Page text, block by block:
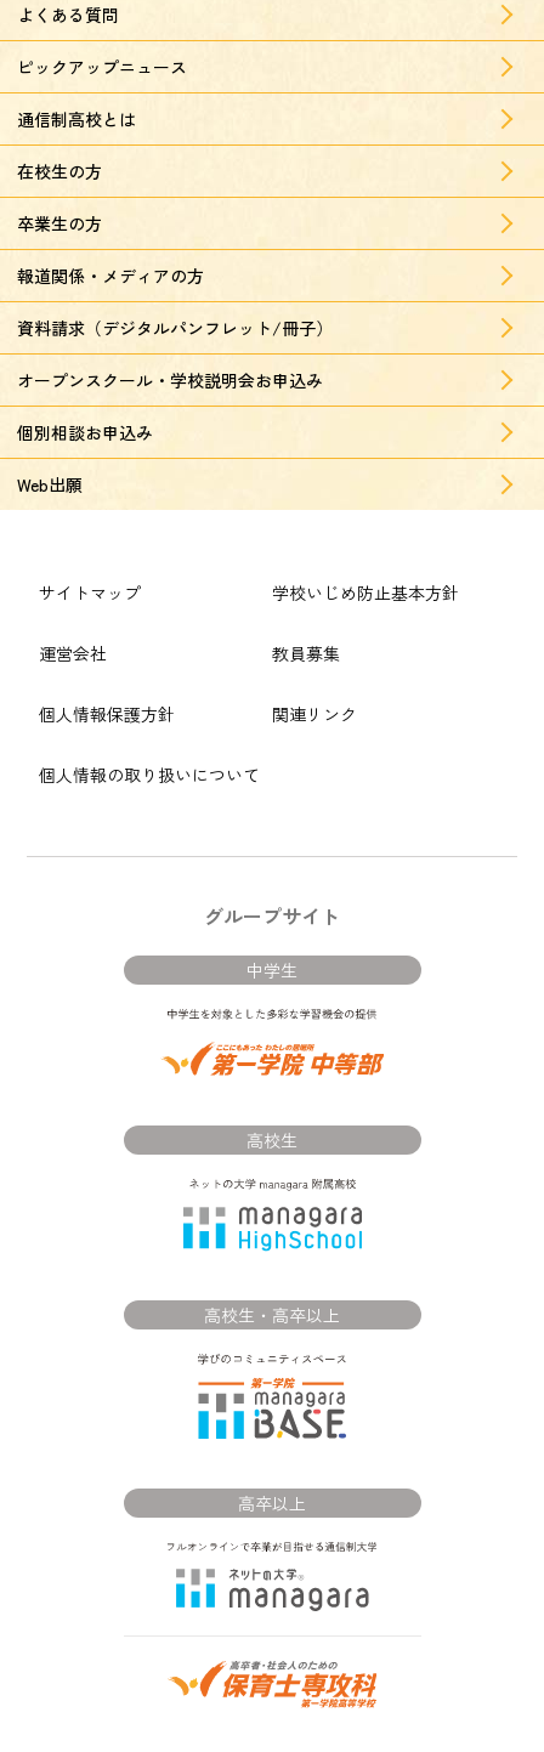
よくある質問
ピックアップニュース
通信制高校とは
在校生の方
卒業生の方
報道関係・メディアの方
資料請求（デジタルパンフレット/冊子）
オープンスクール・学校説明会お申込み
個別相談お申込み
Web出願
サイトマップ
運営会社
個人情報保護方針
個人情報の取り扱いについて
学校いじめ防止基本方針
教員募集
関連リンク
グループサイト
中学生
高校生
高校生・高卒以上
高卒以上